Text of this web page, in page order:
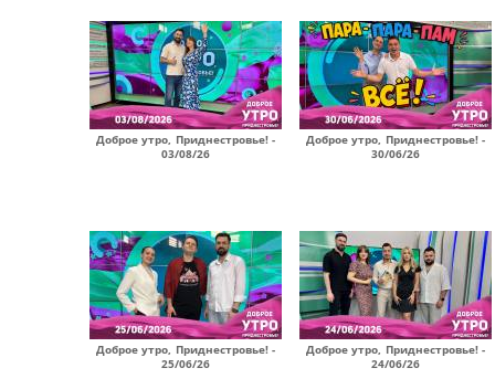
Доброе утро, Приднестровье! -
03/08/26
Доброе утро, Приднестровье! -
30/06/26
Доброе утро, Приднестровье! -
25/06/26
Доброе утро, Приднестровье! -
24/06/26